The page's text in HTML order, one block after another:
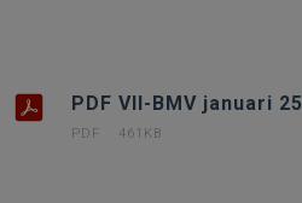
PDF VII-BMV januari 25
PDF 461KB